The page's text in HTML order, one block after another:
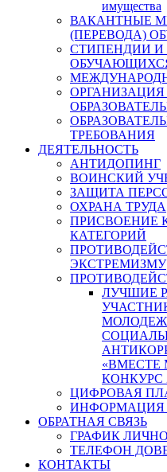
имущества
ВАКАНТНЫЕ
(ПЕРЕВОДА)
СТИПЕНДИИ И
ТРЕБОВАНИЯ
ДЕЯТЕЛЬНОСТЬ
АНТИДОПИНГ
ВОИНСКИЙ
ЗАЩИТА
ОХРАНА ТРУДА
ПРИСВОЕНИЕ
КАТЕГОРИЙ
ЭКСТРЕМИЗМУ
ЛУЧШИЕ
КОНКУРС
ЦИФРОВАЯ
ИНФОРМАЦИЯ
ОБРАТНАЯ СВЯЗЬ
ГРАФИК
ТЕЛЕФОН
КОНТАКТЫ